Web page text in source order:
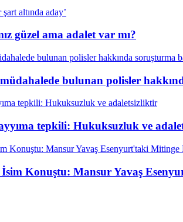
güzel ama adalet var mı?
bulunan polisler
tepkili: Hukuksuzluk ve
Konuştu: Mansur Yavaş